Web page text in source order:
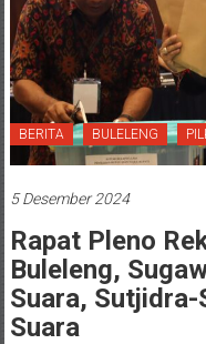
BERITA BULELENG
5 Desember 2024
Rapat Pleno
Buleleng,
Suara,
Suara